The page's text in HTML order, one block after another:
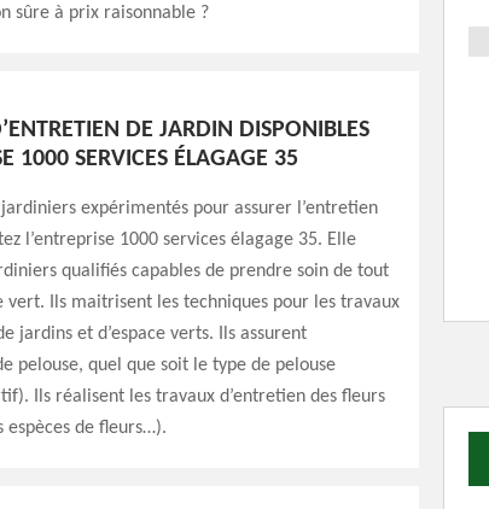
sûre à prix raisonnable ?
DE JARDIN DISPONIBLES
1000 SERVICES ÉLAGAGE 35
expérimentés pour assurer l’entretien
l’entreprise 1000 services élagage 35. Elle
qualifiés capables de prendre soin de tout
vert. Ils maitrisent les techniques pour les travaux
jardins et d’espace verts. Ils assurent
pelouse, quel que soit le type de pelouse
Ils réalisent les travaux d’entretien des fleurs
de fleurs…).